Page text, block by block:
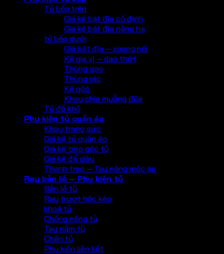
Tủ bếp trên
Giá kệ bát đĩa cố định
Giá kệ bát đĩa nâng hạ
tủ bếp dưới
Giá bát đĩa – xoong nồi
Kệ gia vị – dao thớt
Thùng gạo
Thùng rác
Kệ góc
Khay chia muỗng đũa
Tủ đồ khô
Phụ kiện tủ quần áo
Khay trang sức
Giá kệ tủ quần áo
Giá kệ treo góc tủ
Giá kệ để giày
Thanh treo – Tay nâng móc áo
Ray bản lề – Phụ kiện tủ
Bản lề tủ
Ray trượt hộc kéo
khoá tủ
Chống nâng tủ
Tay nắm tủ
Chân tủ
Phụ kiện liên kết